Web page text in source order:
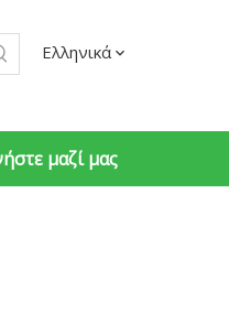
Ελληνικά
μαζί μας